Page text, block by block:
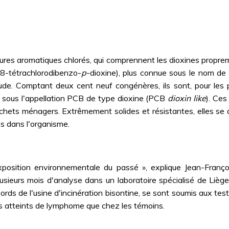
aromatiques chlorés, qui comprennent les dioxines
tétrachlorodibenzo-p-dioxine), plus connue sous le nom
Comptant deux cent neuf congénères, ils sont, pour
l'appellation PCB de type dioxine (PCB dioxin like).
ménagers. Extrêmement solides et résistantes, elles
dans l'organisme.
environnementale du passé », explique Jean-
mois d'analyse dans un laboratoire spécialisé de
de l'usine d'incinération bisontine, se sont soumis aux
de lymphome que chez les témoins.